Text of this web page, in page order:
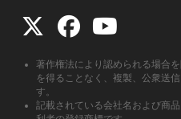
著作権法により認められる場合
を得ることなく、複製、公衆送
す。
記載されている会社名および商